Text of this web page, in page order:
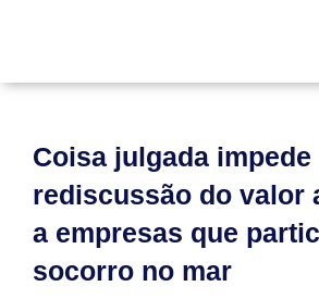
Coisa julgada impede
rediscussão do valor
a empresas que
socorro no mar